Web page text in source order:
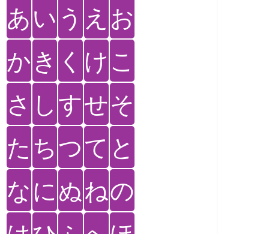
あい う え お
かき く けこ
さ しすせそ
た ちつて と
なにぬねの